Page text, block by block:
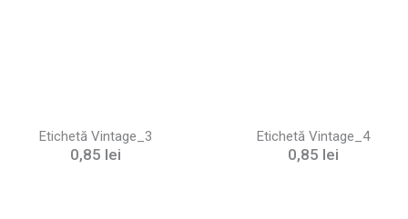
Etichetă Vintage_3
0,85 lei
Etichetă Vintage_4
0,85 lei